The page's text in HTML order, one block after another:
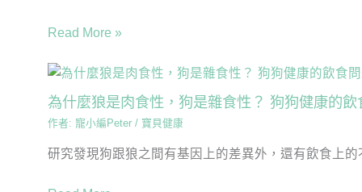
Read More »
為什麼狼是肉食性，狗是雜食性？ 狗狗健康的飲
作者: 寵小編Peter / 寶貝健康
研究發現狗跟狼之間有基因上的差異外，還有飲食上